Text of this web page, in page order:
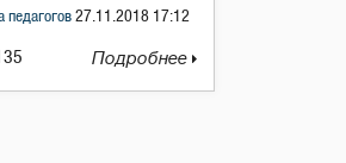
педагогов 27.11.2018 17:12
Подробнее